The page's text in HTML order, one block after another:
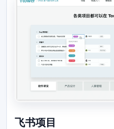
飞书项目